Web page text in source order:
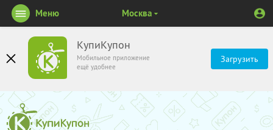
КупиКупон
Мобильное приложение
ещё удобнее
Загрузить
Меню Москва